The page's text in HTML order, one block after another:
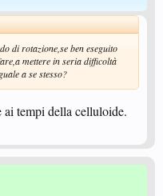
di rotazione,se ben eseguito
mettere in seria difficoltà
a se stesso?
tempi della celluloide.